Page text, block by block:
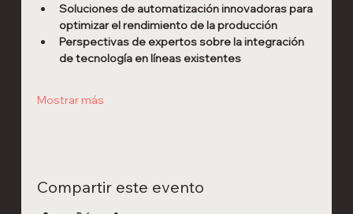
Soluciones de automatización innovadoras para
optimizar el rendimiento de la producción
Perspectivas de expertos sobre la integración
de tecnología en líneas existentes
Mostrar más
Compartir este evento